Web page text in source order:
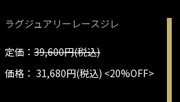
ラグジュアリーレースジレ
定価：39,600円(税込)
価格： 31,680円(税込) <20%OFF>